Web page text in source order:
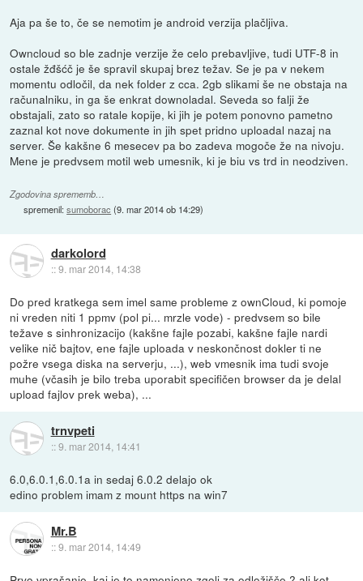
Aja pa še to, če se nemotim je android verzija plačljiva.
Owncloud so ble zadnje verzije že celo prebavljive, tudi UTF-8 in
ostale žđšćč je še spravil skupaj brez težav. Se je pa v nekem
momentu odločil, da nek folder z cca. 2gb slikami še ne obstaja na
računalniku, in ga še enkrat downoladal. Seveda so falji že
obstajali, zato so ratale kopije, ki jih je potem ponovno pametno
zaznal kot nove dokumente in jih spet pridno uploadal nazaj na
server. Še kakšne 6 mesecev pa bo zadeva mogoče že na nivoju.
Mene je predvsem motil web umesnik, ki je biu vs trd in neodziven.
Zgodovina sprememb…
spremenil:sumoborac (9. mar 2014 ob 14:29)
darkolord
::9. mar 2014, 14:38
Do pred kratkega sem imel same probleme z ownCloud, ki pomoje
ni vreden niti 1 ppmv (pol pi... mrzle vode) - predvsem so bile
težave s sinhronizacijo (kakšne fajle pozabi, kakšne fajle nardi
velike nič bajtov, ene fajle uploada v neskončnost dokler ti ne
požre vsega diska na serverju, ...), web vmesnik ima tudi svoje
muhe (včasih je bilo treba uporabit specifičen browser da je delal
upload fajlov prek weba), ...
trnvpeti
::9. mar 2014, 14:41
6.0,6.0.1,6.0.1a in sedaj 6.0.2 delajo ok
edino problem imam z mount https na win7
Mr.B
::9. mar 2014, 14:49